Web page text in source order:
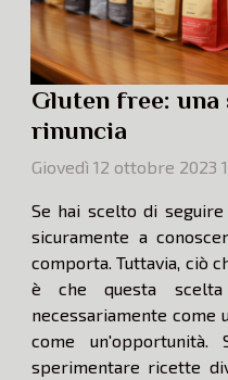
Gluten free: una
rinuncia
Giovedì 12 ottobre 2023
Se hai scelto di
sicuramente a
comporta. Tuttavia, ciò
è che questa
necessariamente come
come un'opportunità.
sperimentare ricette